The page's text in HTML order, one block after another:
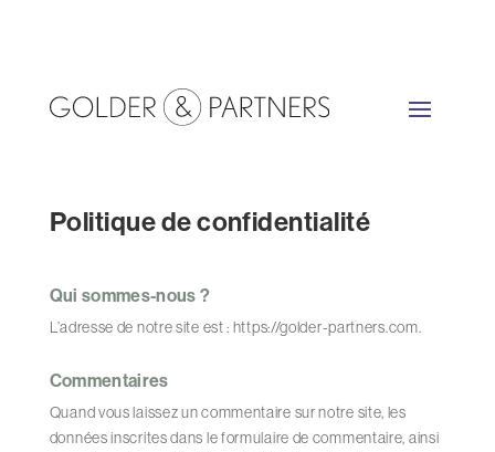
Politique de confidentialité
Qui sommes-nous ?
L’adresse de notre site est : https://golder-partners.com.
Commentaires
Quand vous laissez un commentaire sur notre site, les
données inscrites dans le formulaire de commentaire, ainsi